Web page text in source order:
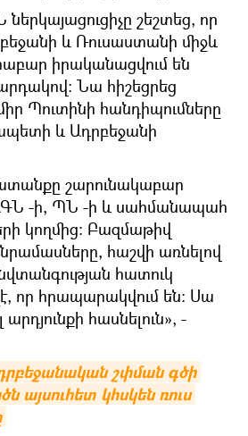
շեշտեց, որ
և Ռուսաստանի միջև
իրականացվում են
Նա հիշեցրեց
Պուտինի հանդիպումները
և Ադրբեջանի
շարունակաբար
-ի, ՊՆ -ի և սահմանապահ
կողմից։ Բազմաթիվ
հաշվի առնելով
հատուկ
որ հրապարակվում են: Սա
հասնելուն», -
շփման գծի
այսուհետ կհսկեն ռուս